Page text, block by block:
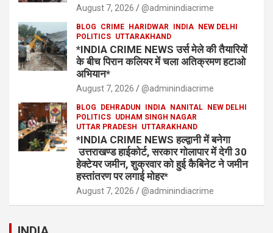
August 7, 2026 @adminindiacrime
BLOG CRIME HARIDWAR INDIA NEW DELHI
POLITICS UTTARAKHAND
*INDIA CRIME NEWS उर्स मेले की तैयारियों
के बीच पिरान कलियर में चला अतिक्रमण हटाओ
अभियान*
August 7, 2026 @adminindiacrime
BLOG DEHRADUN INDIA NANITAL NEW DELHI
POLITICS UDHAM SINGH NAGAR
UTTAR PRADESH
UTTARAKHAND
*INDIA CRIME NEWS हल्द्वानी में बनेगा
उत्तराखण्ड हाईकोर्ट, सरकार गोलापार में देगी 30
हेक्टेयर जमीन, शुक्रवार को हुई कैबिनेट ने जमीन
हस्तांतरण पर लगाई मोहर*
August 7, 2026 @adminindiacrime